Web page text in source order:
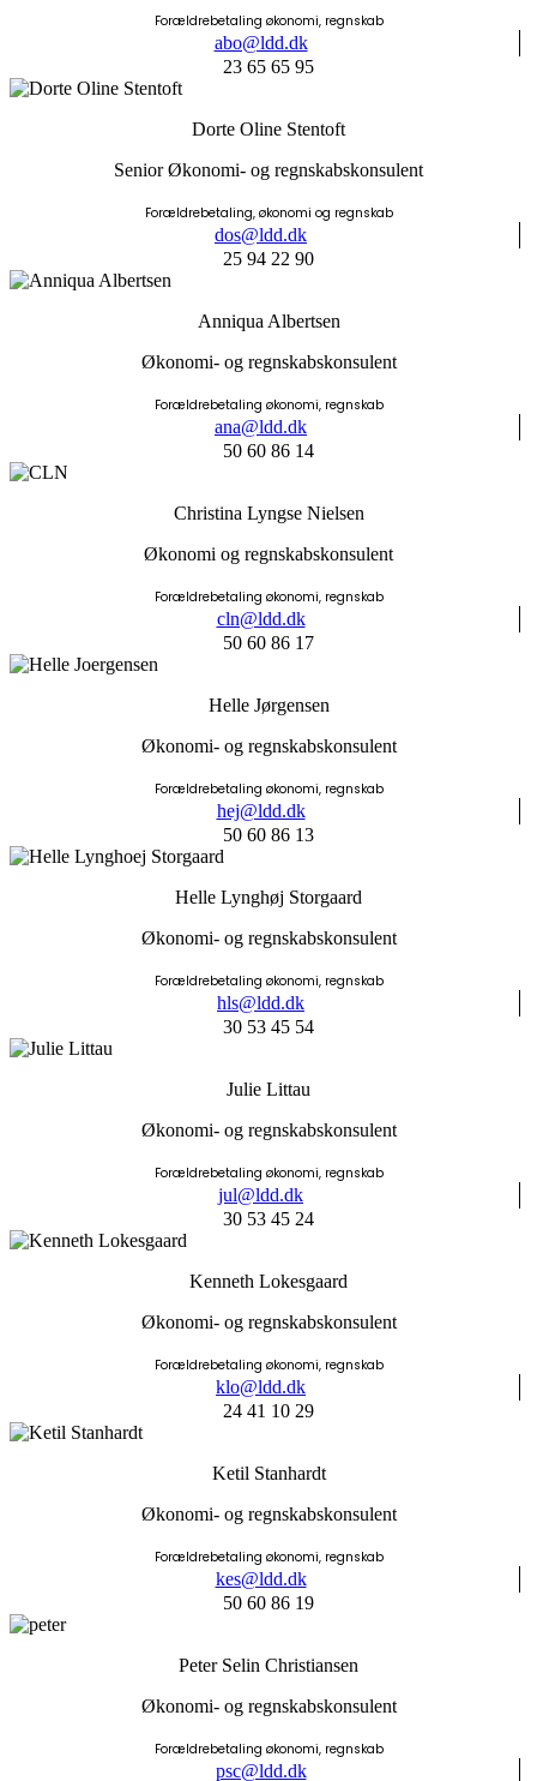
Forældrebetaling økonomi, regnskab
abo@ldd.dk
23 65 65 95
Dorte Oline Stentoft
Senior Økonomi- og regnskabskonsulent
Forældrebetaling, økonomi og regnskab
dos@ldd.dk
25 94 22 90
Anniqua Albertsen
Økonomi- og regnskabskonsulent
Forældrebetaling økonomi, regnskab
ana@ldd.dk
50 60 86 14
Christina Lyngse Nielsen
Økonomi og regnskabskonsulent
Forældrebetaling økonomi, regnskab
cln@ldd.dk
50 60 86 17
Helle Jørgensen
Økonomi- og regnskabskonsulent
Forældrebetaling økonomi, regnskab
hej@ldd.dk
50 60 86 13
Helle Lynghøj Storgaard
Økonomi- og regnskabskonsulent
Forældrebetaling økonomi, regnskab
hls@ldd.dk
30 53 45 54
Julie Littau
Økonomi- og regnskabskonsulent
Forældrebetaling økonomi, regnskab
jul@ldd.dk
30 53 45 24
Kenneth Lokesgaard
Økonomi- og regnskabskonsulent
Forældrebetaling økonomi, regnskab
klo@ldd.dk
24 41 10 29
Ketil Stanhardt
Økonomi- og regnskabskonsulent
Forældrebetaling økonomi, regnskab
kes@ldd.dk
50 60 86 19
Peter Selin Christiansen
Økonomi- og regnskabskonsulent
Forældrebetaling økonomi, regnskab
psc@ldd.dk